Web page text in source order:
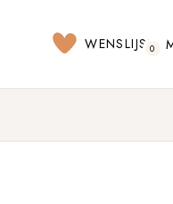
WENSLIJST
0